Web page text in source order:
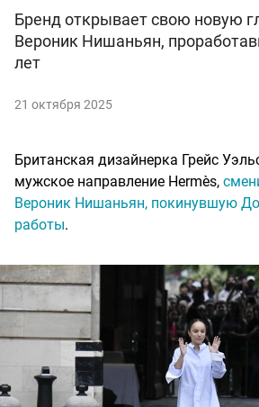
Бренд открывает свою новую
Вероник Нишаньян,
лет
21 октября 2025
Британская дизайнерка Грейс
мужское направление Hermès,
Вероник Нишаньян, покинувшую
работы.